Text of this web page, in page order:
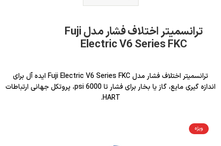
ترانسمیتر اختلاف فشار مدل Fuji
Electric V6 Series FKC
ترانسمیتر اختلاف فشار مدل Fuji Electric V6 Series FKC ایده آل برای
اندازه گیری مایع، گاز یا بخار برای فشار تا 6000 psi، پروتکل جهانی ارتباطات
HART.
ویژه